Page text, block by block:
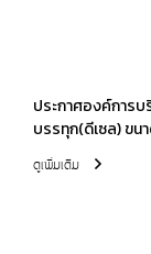
ประกาศองค์การ
บรรทุก(ดีเซล) ขน
หรือกำลังเครื่อง
แบบดับเบิ้ลแค็บ ด้
ดูเพิ่มเติม